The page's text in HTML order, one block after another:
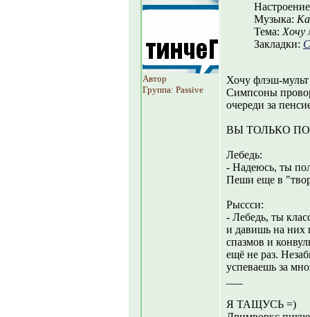
Автор
Группа: Passive
Музыка:
Тема: Хочу
Закладки:
Хочу флэш-
Симпсоны
очереди за
ВЫ ТОЛЬКО
Лебедь:
- Надеюсь, ты
Пеши еще в
Рыссси:
- Лебедь, ты
и давишь на них
спазмов и
ещё не раз.
успеваешь за
Я ТАЩУСЬ =)